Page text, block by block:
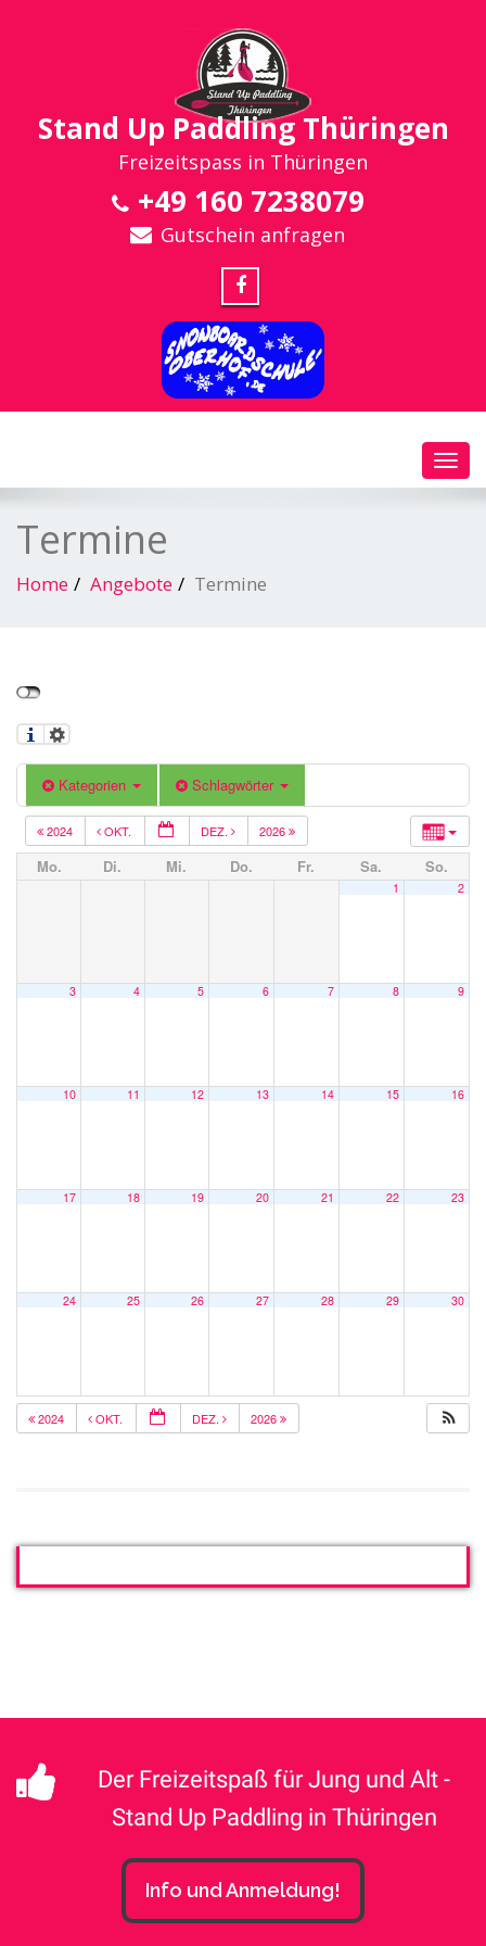
Stand Up Paddling Thüringen
Freizeitspass in Thüringen
+49 160 7238079
Gutschein anfragen
Termine
Home Angebote Termine
Kategorien Schlagwörter
2024 OKT. DEZ. 2026
Mo. Di. Mi. Do. Fr. Sa. So.
1 2
3 4 5 6 7 8 9
10 11 12 13 14 15 16
17 18 19 20 21 22 23
24 25 26 27 28 29 30
2024 OKT. DEZ. 2026
Der Freizeitspaß für Jung und Alt -
Stand Up Paddling in Thüringen
Info und Anmeldung!